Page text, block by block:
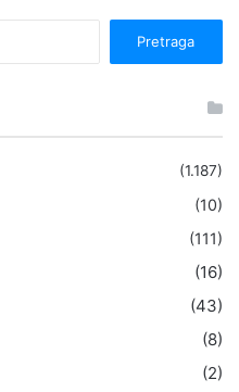
(1.187)
(10)
(111)
(16)
(43)
(8)
(2)